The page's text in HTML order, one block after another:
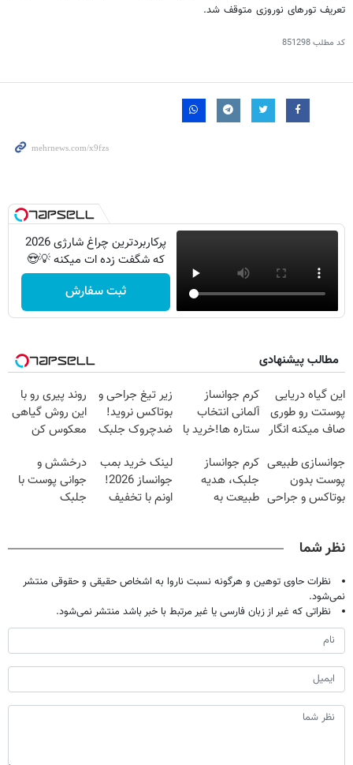
تعریف تورهای نوروزی متوقف شد.
کد مطلب851298
پرکاربردترین چراغ شارژی 2026
که شگفت زده ات میکنه 💡😍
ثبت سفارش
مطالب پیشنهادی
این گیاه دریایی
پوستت رو طوری
صاف میکنه انگار
شدی🔥
کرم جوانساز
آلمانی انتخاب
ستاره ها!خرید با
زیر تیغ جراحی و
بوتاکس نروید!
ضدچروک جلبک
روند پیری رو با
این روش گیاهی
معکوس کن
جوانسازی طبیعی
پوست بدون
بوتاکس و جراحی
کرم جوانساز
جلبک، هدیه
طبیعت به
لینک خرید بمب
جوانساز 2026!
اونم با تخفیف
درخشش و
جوانی پوست با
جلبک
تخفیف ویژه
نظر شما
نظرات حاوی توهین و هرگونه نسبت ناروا به اشخاص حقیقی و حقوقی منتشر
نمی‌شود.
نظراتی که غیر از زبان فارسی یا غیر مرتبط با خبر باشد منتشر نمی‌شود.